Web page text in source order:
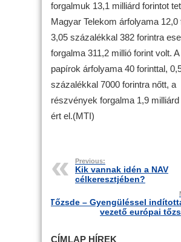
forgalmuk 13,1 milliárd forintot
Magyar Telekom árfolyama 12,0
3,05 százalékkal 382 forintra
forgalma 311,2 millió forint volt.
papírok árfolyama 40 forinttal,
százalékkal 7000 forintra nőtt, a
részvények forgalma 1,9 milliárd
ért el.(MTI)
Previous:
Kik vannak idén a NAV
célkeresztjében?
Tőzsde – Gyengüléssel
vezető európai
CÍMLAP HÍREK